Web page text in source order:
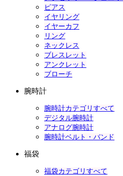
ピアス
イヤリング
イヤーカフ
リング
ネックレス
ブレスレット
アンクレット
ブローチ
腕時計
腕時計カテゴリすべて
デジタル腕時計
アナログ腕時計
腕時計ベルト・バンド
福袋
福袋カテゴリすべて